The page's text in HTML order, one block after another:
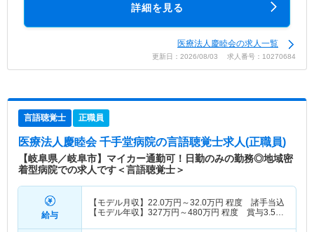
詳細を見る
医療法人慶睦会の求人一覧
更新日：2026/08/03 求人番号：10270684
言語聴覚士 正職員
医療法人慶睦会 千手堂病院の言語聴覚士求人(正職員)
【岐阜県／岐阜市】マイカー通勤可！日勤のみの勤務◎地域密
着型病院での求人です＜言語聴覚士＞
給与
【モデル月収】 22.0万円～32.0万円 程度 諸手当込
【モデル年収】 327万円～480万円 程度 賞与3.5ヶ